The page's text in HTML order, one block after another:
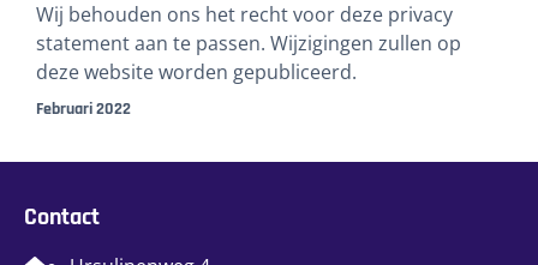
Wij behouden ons het recht voor deze privacy
statement aan te passen. Wijzigingen zullen op
deze website worden gepubliceerd.
Februari 2022
Contact